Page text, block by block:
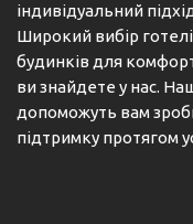
індивідуальний
Широкий вибір
будинків для
ви знайдете у нас.
допоможуть вам
підтримку протягом